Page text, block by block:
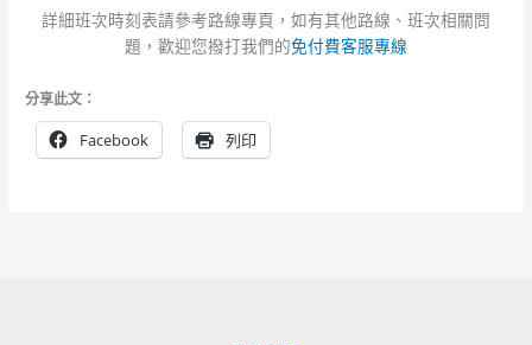
詳細班次時刻表請參考路線專頁，如有其他路線、班次相關問
題，歡迎您撥打我們的免付費客服專線
分享此文：
Facebook 列印